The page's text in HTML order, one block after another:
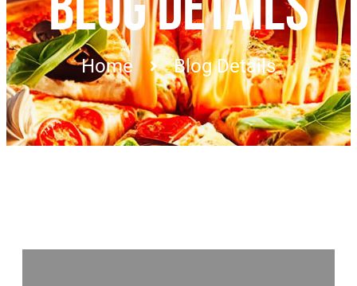
Home Blog Details